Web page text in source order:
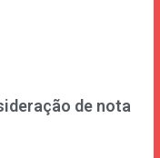
de nota